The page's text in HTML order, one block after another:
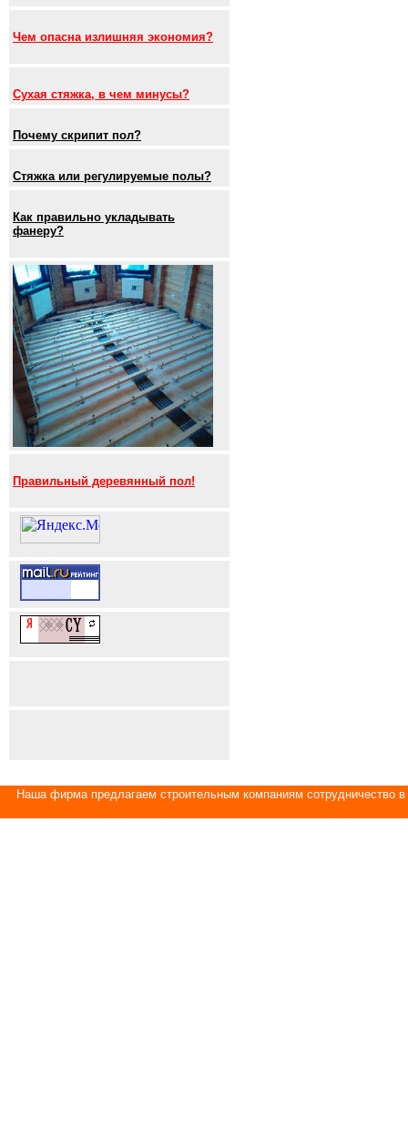
Чем опасна излишняя экономия?
Сухая стяжка, в чем минусы?
Почему скрипит пол?
Стяжка или регулируемые полы?
Как правильно укладывать
фанеру?
Правильный деревянный пол!
Наша фирма предлагаем строительным компаниям